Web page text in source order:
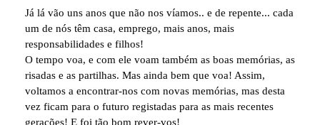
Já lá vão uns anos que não nos víamos.. e de repente... cada
um de nós têm casa, emprego, mais anos, mais
responsabilidades e filhos!
O tempo voa, e com ele voam também as boas memórias, as
risadas e as partilhas. Mas ainda bem que voa! Assim,
voltamos a encontrar-nos com novas memórias, mas desta
vez ficam para o futuro registadas para as mais recentes
gerações! E foi tão bom rever-vos!